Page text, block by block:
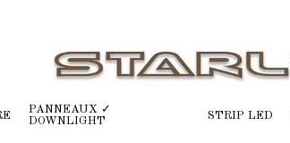
PANNEAUX ✓
DOWNLIGHT
STRIP LED